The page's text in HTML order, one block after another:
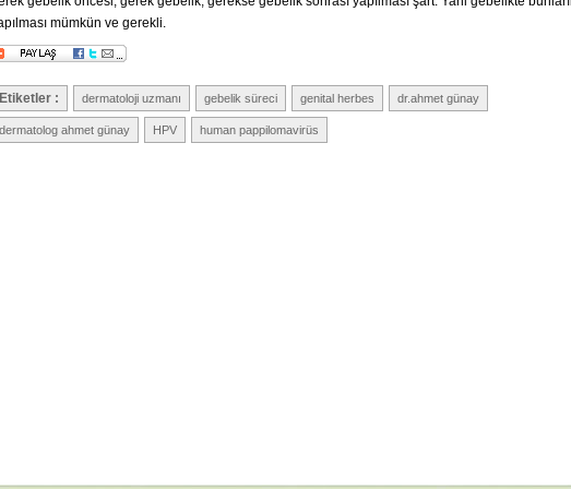
mümkün ve gerekli.
Etiketler : dermatoloji uzmanı gebelik süreci genital herbes dr.ahmet günay
dermatolog ahmet günay HPV human pappilomavirüs